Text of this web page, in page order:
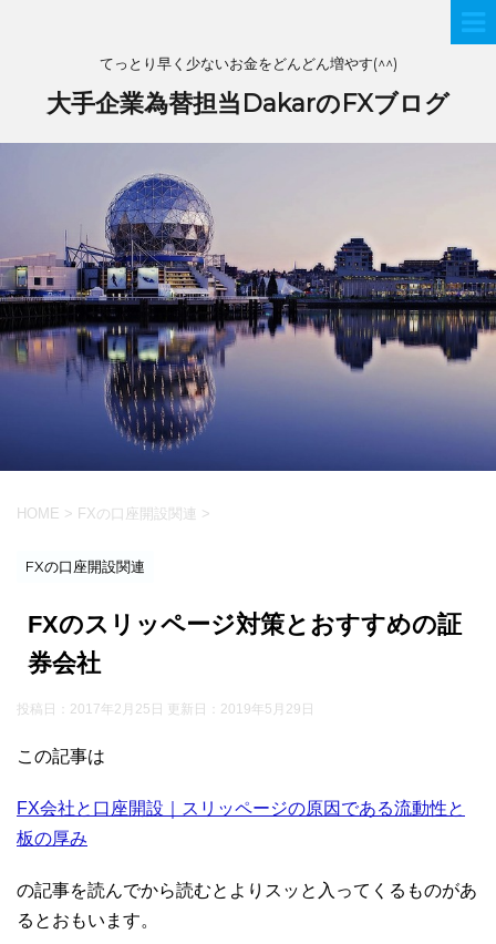
てっとり早く少ないお金をどんどん増やす(^^)
大手企業為替担当DakarのFXブログ
HOME > FXの口座開設関連 >
FXの口座開設関連
FXのスリッページ対策とおすすめの証
券会社
投稿日：2017年2月25日 更新日： 2019年5月29日
この記事は
FX会社と口座開設｜スリッページの原因である流動性と
板の厚み
の記事を読んでから読むとよりスッと入ってくるものがあ
るとおもいます。